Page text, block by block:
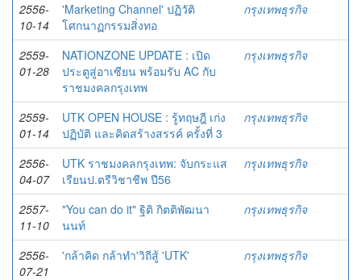
2556-
10-14
'Marketing Channel' ปฏิวัติ
โศกนาฏกรรมสิ่งทอ
กรุงเทพธุรกิจ
2559-
01-28
NATIONZONE UPDATE : เปิด
ประตูสู่อาเซียน พร้อมรับ AC กับ
ราชมงคลกรุงเทพ
กรุงเทพธุรกิจ
2559-
01-14
UTK OPEN HOUSE : รู้ทฤษฎี เก่ง
ปฏิบัติ และคิดสร้างสรรค์ ครั้งที่ 3
กรุงเทพธุรกิจ
2556-
04-07
UTK ราชมงคลกรุงเทพ: จับกระแส
เรียนป.ตรีวิชาชีพ ปี56
กรุงเทพธุรกิจ
2557-
11-10
"You can do it" ฐิติ กิตติพัฒนา
นนท์
กรุงเทพธุรกิจ
2556-
07-21
'กล้าคิด กล้าทำ'วิถีสู้ 'UTK' กรุงเทพธุรกิจ